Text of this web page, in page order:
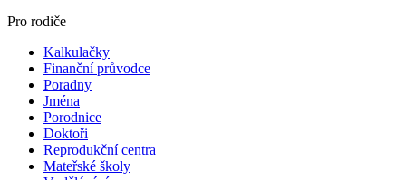
Pro rodiče
Kalkulačky
Finanční průvodce
Poradny
Jména
Porodnice
Doktoři
Reprodukční centra
Mateřské školy